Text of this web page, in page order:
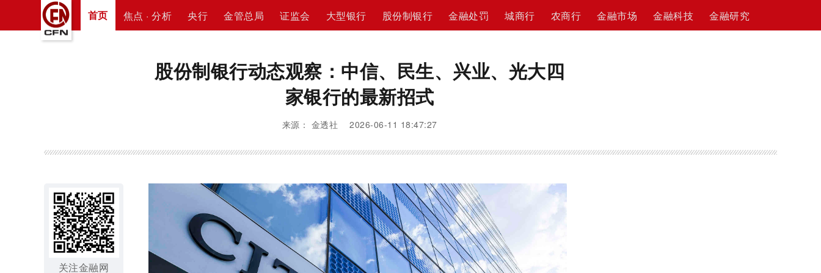
首页 焦点 · 分析 央行 金管总局 证监会 大型银行 股份制银行 金融处罚 城商行 农商行 金融市场 金融科技 金融研究
股份制银行动态观察：中信、民生、兴业、光大四
家银行的最新招式
来源： 金透社 2026-06-11 18:47:27
关注金融网